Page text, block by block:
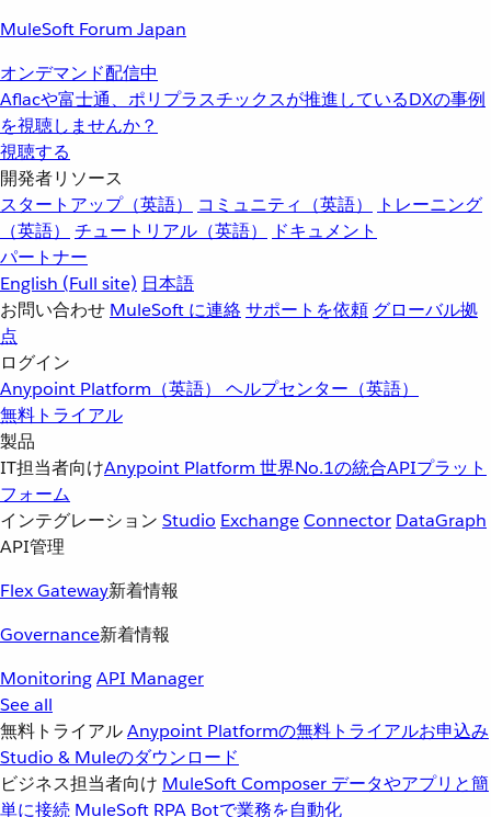
MuleSoft Forum Japan
オンデマンド配信中
Aflacや富士通、ポリプラスチックスが推進しているDXの事例
を視聴しませんか？
視聴する
開発者リソース
スタートアップ（英語）
コミュニティ（英語）
トレーニング
（英語）
チュートリアル（英語）
ドキュメント
パートナー
English (Full site) 日本語
お問い合わせ MuleSoft に連絡サポートを依頼 グローバル拠
点
ログイン
Anypoint Platform（英語） ヘルプセンター（英語）
無料トライアル
製品
IT担当者向けAnypoint Platform 世界No.1の統合APIプラット
フォーム
インテグレーション Studio ExchangeConnector DataGraph
API管理
Flex Gateway新着情報
Governance新着情報
MonitoringAPI Manager
See all
無料トライアルAnypoint Platformの無料トライアルお申込み
Studio & Muleのダウンロード
ビジネス担当者向け MuleSoft Composer データやアプリと簡
単に接続 MuleSoft RPA Botで業務を自動化